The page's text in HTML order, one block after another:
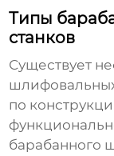
Типы
станков
Существует
по
барабанного